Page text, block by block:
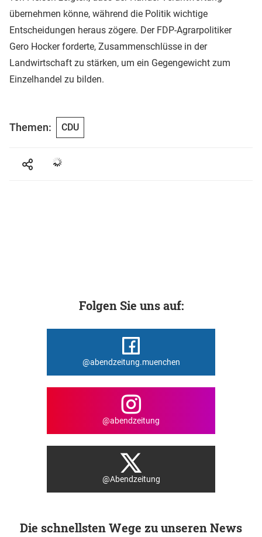
übernehmen könne, während die Politik wichtige
Entscheidungen heraus zögere. Der FDP-Agrarpolitiker
Gero Hocker forderte, Zusammenschlüsse in der
Landwirtschaft zu stärken, um ein Gegengewicht zum
Einzelhandel zu bilden.
Themen: CDU
Folgen Sie uns auf:
@abendzeitung.muenchen
@abendzeitung
@Abendzeitung
Die schnellsten Wege zu unseren News